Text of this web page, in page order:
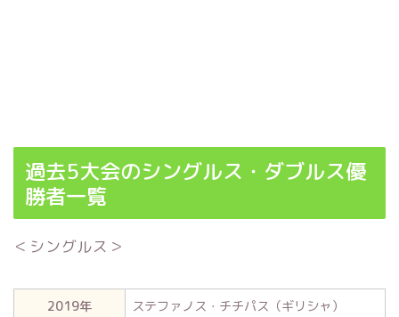
過去5大会のシングルス・ダブルス優
勝者一覧
＜シングルス＞
2019年
ステファノス・チチパス（ギリシャ）